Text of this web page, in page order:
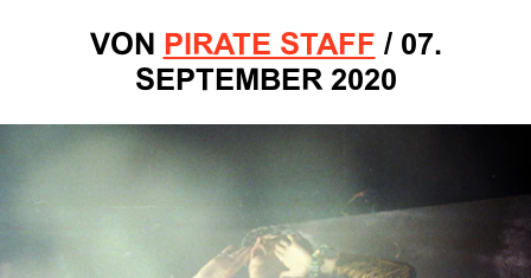
VON PIRATE STAFF / 07.
SEPTEMBER 2020